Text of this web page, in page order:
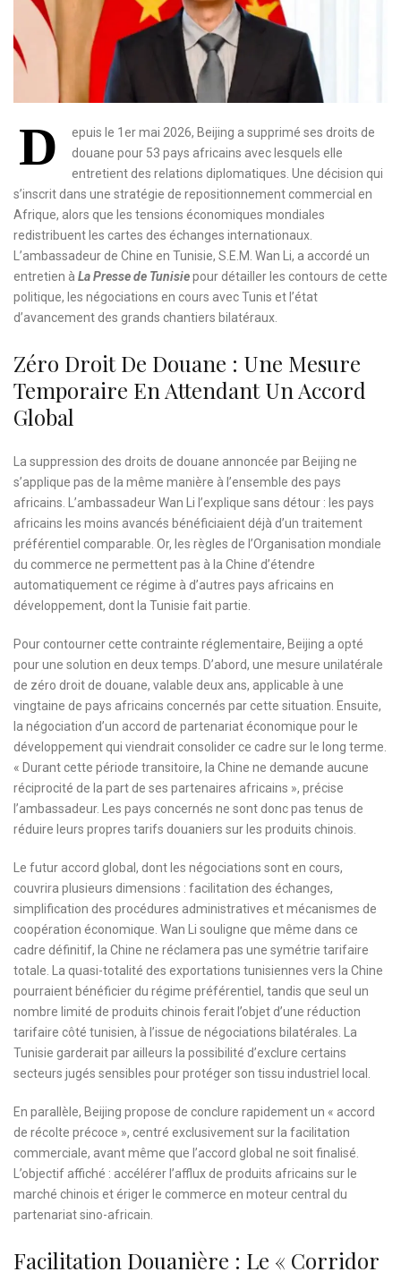
D
epuis le 1er mai 2026, Beijing a supprimé ses droits de
douane pour 53 pays africains avec lesquels elle
entretient des relations diplomatiques. Une décision qui
s’inscrit dans une stratégie de repositionnement commercial en
Afrique, alors que les tensions économiques mondiales
redistribuent les cartes des échanges internationaux.
L’ambassadeur de Chine en Tunisie, S.E.M. Wan Li, a accordé un
entretien à La Presse de Tunisiepour détailler les contours de cette
politique, les négociations en cours avec Tunis et l’état
d’avancement des grands chantiers bilatéraux.
Zéro Droit De Douane : Une Mesure
Temporaire En Attendant Un Accord
Global
La suppression des droits de douane annoncée par Beijing ne
s’applique pas de la même manière à l’ensemble des pays
africains. L’ambassadeur Wan Li l’explique sans détour : les pays
africains les moins avancés bénéficiaient déjà d’un traitement
préférentiel comparable. Or, les règles de l’Organisation mondiale
du commerce ne permettent pas à la Chine d’étendre
automatiquement ce régime à d’autres pays africains en
développement, dont la Tunisie fait partie.
Pour contourner cette contrainte réglementaire, Beijing a opté
pour une solution en deux temps. D’abord, une mesure unilatérale
de zéro droit de douane, valable deux ans, applicable à une
vingtaine de pays africains concernés par cette situation. Ensuite,
la négociation d’un accord de partenariat économique pour le
développement qui viendrait consolider ce cadre sur le long terme.
« Durant cette période transitoire, la Chine ne demande aucune
réciprocité de la part de ses partenaires africains », précise
l’ambassadeur. Les pays concernés ne sont donc pas tenus de
réduire leurs propres tarifs douaniers sur les produits chinois.
Le futur accord global, dont les négociations sont en cours,
couvrira plusieurs dimensions : facilitation des échanges,
simplification des procédures administratives et mécanismes de
coopération économique. Wan Li souligne que même dans ce
cadre définitif, la Chine ne réclamera pas une symétrie tarifaire
totale. La quasi-totalité des exportations tunisiennes vers la Chine
pourraient bénéficier du régime préférentiel, tandis que seul un
nombre limité de produits chinois ferait l’objet d’une réduction
tarifaire côté tunisien, à l’issue de négociations bilatérales. La
Tunisie garderait par ailleurs la possibilité d’exclure certains
secteurs jugés sensibles pour protéger son tissu industriel local.
En parallèle, Beijing propose de conclure rapidement un « accord
de récolte précoce », centré exclusivement sur la facilitation
commerciale, avant même que l’accord global ne soit finalisé.
L’objectif affiché : accélérer l’afflux de produits africains sur le
marché chinois et ériger le commerce en moteur central du
partenariat sino-africain.
Facilitation Douanière : Le « Corridor